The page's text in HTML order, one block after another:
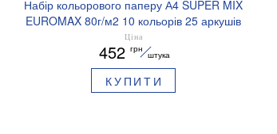
Набір кольорового паперу А4 SUPER MIX
EUROMAX 80г/м2 10 кольорів 25 аркушів
BUROMAX BM.27216250E-99
Ціна
452 грн
штука
КУПИТИ